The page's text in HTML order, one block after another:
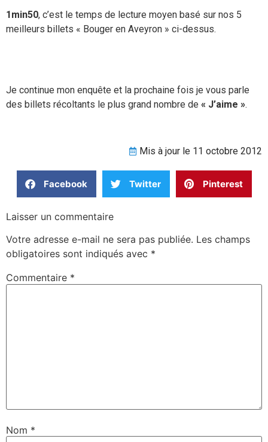
1min50, c’est le temps de lecture moyen basé sur nos 5
meilleurs billets « Bouger en Aveyron » ci-dessus.
Je continue mon enquête et la prochaine fois je vous parle
des billets récoltants le plus grand nombre de « J’aime ».
Mis à jour le 11 octobre 2012
Facebook Twitter Pinterest
Laisser un commentaire
Votre adresse e-mail ne sera pas publiée. Les champs
obligatoires sont indiqués avec *
Commentaire *
Nom *